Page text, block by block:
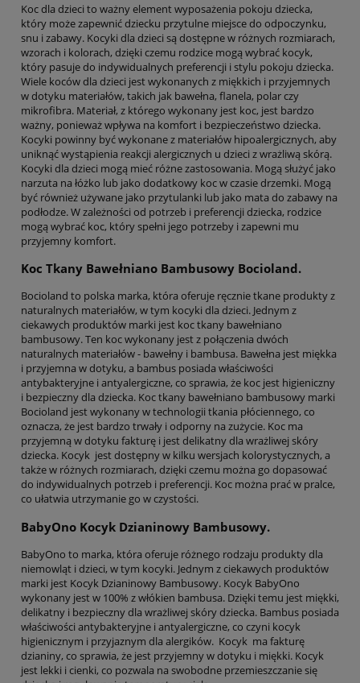
Koc dla dzieci to ważny element wyposażenia pokoju dziecka,
który może zapewnić dziecku przytulne miejsce do odpoczynku,
snu i zabawy. Kocyki dla dzieci są dostępne w różnych rozmiarach,
wzorach i kolorach, dzięki czemu rodzice mogą wybrać kocyk,
który pasuje do indywidualnych preferencji i stylu pokoju dziecka.
Wiele koców dla dzieci jest wykonanych z miękkich i przyjemnych
w dotyku materiałów, takich jak bawełna, flanela, polar czy
mikrofibra. Materiał, z którego wykonany jest koc, jest bardzo
ważny, ponieważ wpływa na komfort i bezpieczeństwo dziecka.
Kocyki powinny być wykonane z materiałów hipoalergicznych, aby
uniknąć wystąpienia reakcji alergicznych u dzieci z wrażliwą skórą.
Kocyki dla dzieci mogą mieć różne zastosowania. Mogą służyć jako
narzuta na łóżko lub jako dodatkowy koc w czasie drzemki. Mogą
być również używane jako przytulanki lub jako mata do zabawy na
podłodze. W zależności od potrzeb i preferencji dziecka, rodzice
mogą wybrać koc, który spełni jego potrzeby i zapewni mu
przyjemny komfort.
Koc Tkany Bawełniano Bambusowy Bocioland.
Bocioland to polska marka, która oferuje ręcznie tkane produkty z
naturalnych materiałów, w tym kocyki dla dzieci. Jednym z
ciekawych produktów marki jest koc tkany bawełniano
bambusowy. Ten koc wykonany jest z połączenia dwóch
naturalnych materiałów - bawełny i bambusa. Bawełna jest miękka
i przyjemna w dotyku, a bambus posiada właściwości
antybakteryjne i antyalergiczne, co sprawia, że koc jest higieniczny
i bezpieczny dla dziecka. Koc tkany bawełniano bambusowy marki
Bocioland jest wykonany w technologii tkania płóciennego, co
oznacza, że jest bardzo trwały i odporny na zużycie. Koc ma
przyjemną w dotyku fakturę i jest delikatny dla wrażliwej skóry
dziecka. Kocyk jest dostępny w kilku wersjach kolorystycznych, a
także w różnych rozmiarach, dzięki czemu można go dopasować
do indywidualnych potrzeb i preferencji. Koc można prać w pralce,
co ułatwia utrzymanie go w czystości.
BabyOno Kocyk Dzianinowy Bambusowy.
BabyOno to marka, która oferuje różnego rodzaju produkty dla
niemowląt i dzieci, w tym kocyki. Jednym z ciekawych produktów
marki jest Kocyk Dzianinowy Bambusowy. Kocyk BabyOno
wykonany jest w 100% z włókien bambusa. Dzięki temu jest miękki,
delikatny i bezpieczny dla wrażliwej skóry dziecka. Bambus posiada
właściwości antybakteryjne i antyalergiczne, co czyni kocyk
higienicznym i przyjaznym dla alergików. Kocyk ma fakturę
dzianiny, co sprawia, że jest przyjemny w dotyku i miękki. Kocyk
jest lekki i cienki, co pozwala na swobodne przemieszczanie się